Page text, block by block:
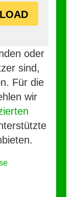
oder
sind,
Für die
wir